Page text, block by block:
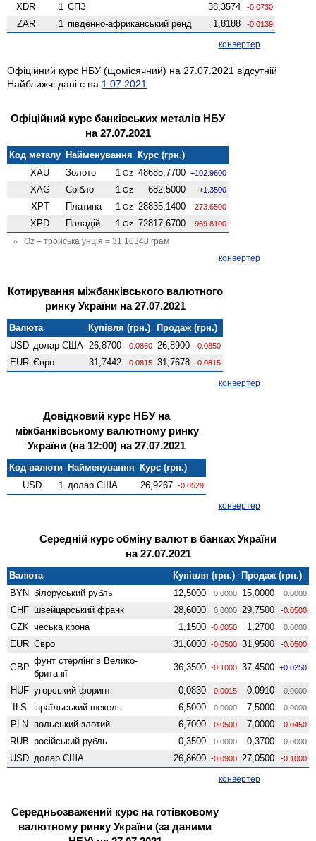
XDR 1 СПЗ 38,3574 -0.0730
ZAR 1 південно-африканський ренд 1,8188 -0.0139
конвертер
Офіційний курс НБУ (щомісячний) на 27.07.2021 відсутній
Найближчі дані є на 1.07.2021
Офіційний курс банківських металів НБУ
на 27.07.2021
Код металу Найменування Курс (грн.)
XAU
Золото 1 Oz 48685,7700 +102.9600
XAG Срібло 1 Oz 682,5000 +1.3500
XPT Платина 1 Oz 28835,1400 -273.6500
XPD Паладій 1 Oz 72817,6700 -969.8100
Oz – тройська унція = 31.10348 грам
конвертер
Котирування міжбанківського валютного
ринку України на 27.07.2021
Валюта Купівля (грн.)
Продаж (грн.)
USD долар США 26,8700 -0.0850 26,8900 -0.0850
EUR Євро 31,7442 -0.0815 31,7678 -0.0815
конвертер
Довідковий курс НБУ на
міжбанківському валютному ринку
України (на 12:00) на 27.07.2021
Код валюти Найменування Курс (грн.)
USD
1 долар США 26,9267 -0.0529
конвертер
Середній курс обміну валют в банках України
на 27.07.2021
Валюта Купівля (грн.)
Продаж (грн.)
BYN білоруський рубль 12,5000 0.0000 15,0000 0.0000
CHF швейцарський франк 28,6000 0.0000 29,7500 -0.0500
CZK чеська крона 1,1500 -0.0050 1,2700 0.0000
EUR Євро 31,6000 -0.0500 31,9500 -0.0500
GBP
фунт стерлінгів Велико­
британії
36,3500 -0.1000 37,4500 +0.0250
HUF угорський форинт 0,0830 -0.0015 0,0910 0.0000
ILS ізраїльський шекель 6,5000 0.0000 7,5000 0.0000
PLN польський злотий 6,7000 -0.0500 7,0000 -0.0450
RUB російський рубль 0,3500 0.0000 0,3700 0.0000
USD долар США 26,8600 -0.0900 27,0500 -0.1000
конвертер
Середньозважений курс на готівковому
валютному ринку України (за даними